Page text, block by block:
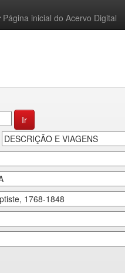
Página inicial do Acervo Digital